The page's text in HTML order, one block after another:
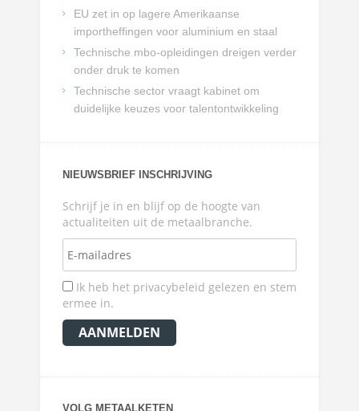
EU zet in op lagere Amerikaanse
importheffingen voor aluminium en staal
Technische mbo-opleidingen dreigen verder
onder druk te komen
Technische sector vraagt kabinet om
duidelijke keuzes voor talentontwikkeling
NIEUWSBRIEF INSCHRIJVING
Schrijf je in en blijf op de hoogte van
actualiteiten uit de metaalbranche.
Ik heb het privacybeleid gelezen en stem
ermee in.
VOLG METAALKETEN